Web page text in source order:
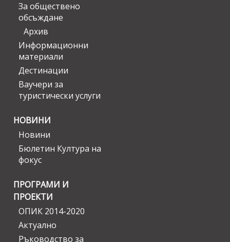
За обществено
обсъждане
Архив
Информационни
материали
Дестинации
Ваучери за
туристически услуги
НОВИНИ
Новини
Бюлетин Култура на
фокус
ПРОГРАМИ И
ПРОЕКТИ
ОПИК 2014-2020
Актуално
Ръководство за